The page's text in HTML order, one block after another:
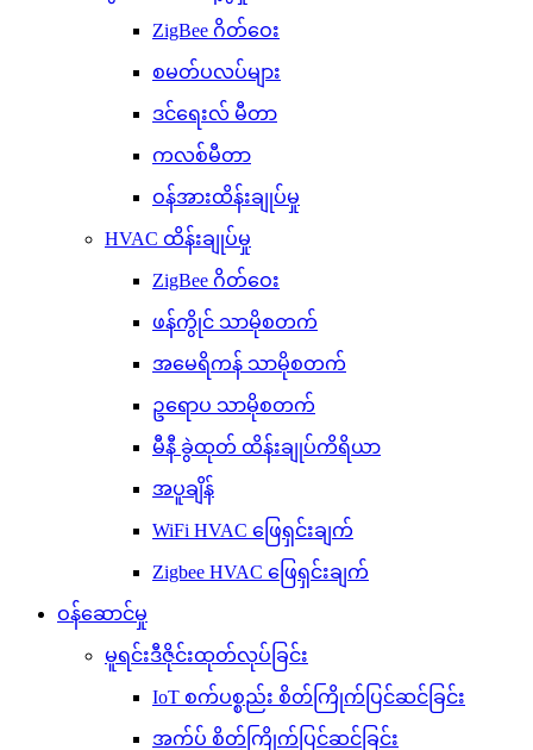
ZigBee ဂိတ်ဝေး
စမတ်ပလပ်များ
ဒင်ရေးလ် မီတာ
ကလစ်မီတာ
ဝန်အားထိန်းချုပ်မှု
HVAC ထိန်းချုပ်မှု
ZigBee ဂိတ်ဝေး
ဖန်ကွိုင် သာမိုစတက်
အမေရိကန် သာမိုစတက်
ဥရောပ သာမိုစတက်
မီနီ ခွဲထုတ် ထိန်းချုပ်ကိရိယာ
အပူချိန်
WiFi HVAC ဖြေရှင်းချက်
Zigbee HVAC ဖြေရှင်းချက်
ဝန်ဆောင်မှု
မူရင်းဒီဇိုင်းထုတ်လုပ်ခြင်း
IoT စက်ပစ္စည်း စိတ်ကြိုက်ပြင်ဆင်ခြင်း
အက်ပ် စိတ်ကြိုက်ပြင်ဆင်ခြင်း